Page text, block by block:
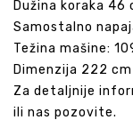
Dužina koraka 46
Samostalno
Težina mašine:
Dimenzija 222 cm
Za detaljnije
ili nas pozovite.